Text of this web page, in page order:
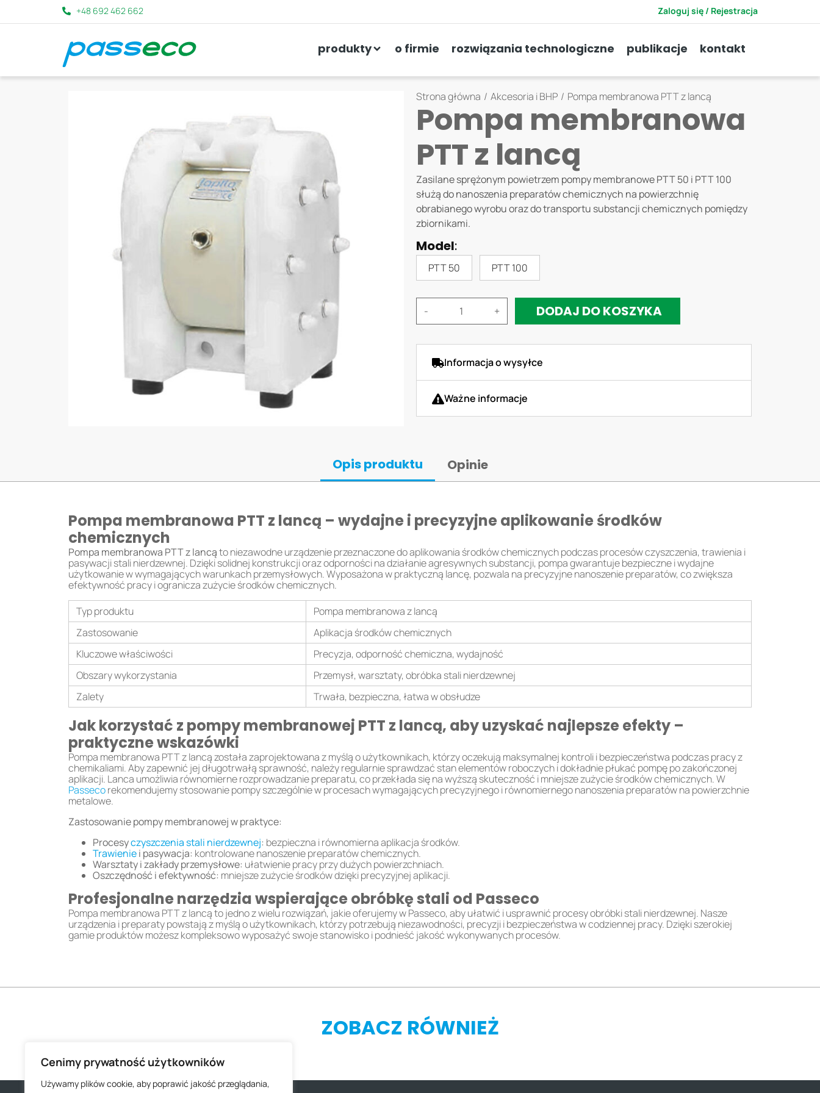
Cenimy prywatność użytkowników
Używamy plików cookie, aby poprawić jakość przeglądania,
+48 692 462 662 Zaloguj się / Rejestracja
produkty o firmie rozwiązania technologiczne publikacje kontakt
CZYSZCZENIE PASYWACJA OBRÓBKA ELEKTROLITYCZNA AKCESORIA I BHP
Strona główna / Akcesoria i BHP / Pompa membranowa PTT z lancą
Pompa membranowa
PTT z lancą
Zasilane sprężonym powietrzem pompy membranowe PTT 50 i PTT 100
służą do nanoszenia preparatów chemicznych na powierzchnię
obrabianego wyrobu oraz do transportu substancji chemicznych pomiędzy
zbiornikami.
Model:
PTT 50 PTT 100
- + DODAJ DO KOSZYKA
Informacja o wysyłce
Ważne informacje
Opis produktu Opinie
Pompa membranowa PTT z lancą – wydajne i precyzyjne aplikowanie środków
chemicznych
Pompa membranowa PTT z lancąto niezawodne urządzenie przeznaczone do aplikowania środków chemicznych podczas procesów czyszczenia, trawienia i
pasywacji stali nierdzewnej. Dzięki solidnej konstrukcji oraz odporności na działanie agresywnych substancji, pompa gwarantuje bezpieczne i wydajne
użytkowanie w wymagających warunkach przemysłowych. Wyposażona w praktyczną lancę, pozwala na precyzyjne nanoszenie preparatów, co zwiększa
efektywność pracy i ogranicza zużycie środków chemicznych.
Typ produktu
Pompa membranowa z lancą
Zastosowanie
Aplikacja środków chemicznych
Kluczowe właściwości
Precyzja, odporność chemiczna, wydajność
Obszary wykorzystania
Przemysł, warsztaty, obróbka stali nierdzewnej
Zalety
Trwała, bezpieczna, łatwa w obsłudze
Jak korzystać z pompy membranowej PTT z lancą, aby uzyskać najlepsze efekty –
praktyczne wskazówki
Pompa membranowa PTT z lancą została zaprojektowana z myślą o użytkownikach, którzy oczekują maksymalnej kontroli i bezpieczeństwa podczas pracy z
chemikaliami. Aby zapewnić jej długotrwałą sprawność, należy regularnie sprawdzać stan elementów roboczych i dokładnie płukać pompę po zakończonej
aplikacji. Lanca umożliwia równomierne rozprowadzanie preparatu, co przekłada się na wyższą skuteczność i mniejsze zużycie środków chemicznych. W
Passecorekomendujemy stosowanie pompy szczególnie w procesach wymagających precyzyjnego i równomiernego nanoszenia preparatów na powierzchnie
metalowe.
Zastosowanie pompy membranowej w praktyce:
Procesyczyszczenia stali nierdzewnej: bezpieczna i równomierna aplikacja środków.
Trawieniei pasywacja: kontrolowane nanoszenie preparatów chemicznych.
Warsztaty i zakłady przemysłowe: ułatwienie pracy przy dużych powierzchniach.
Oszczędność i efektywność: mniejsze zużycie środków dzięki precyzyjnej aplikacji.
Profesjonalne narzędzia wspierające obróbkę stali od Passeco
Pompa membranowa PTT z lancą to jedno z wielu rozwiązań, jakie oferujemy w Passeco, aby ułatwić i usprawnić procesy obróbki stali nierdzewnej. Nasze
urządzenia i preparaty powstają z myślą o użytkownikach, którzy potrzebują niezawodności, precyzji i bezpieczeństwa w codziennej pracy. Dzięki szerokiej
gamie produktów możesz kompleksowo wyposażyć swoje stanowisko i podnieść jakość wykonywanych procesów.
ZOBACZ RÓWNIEŻ